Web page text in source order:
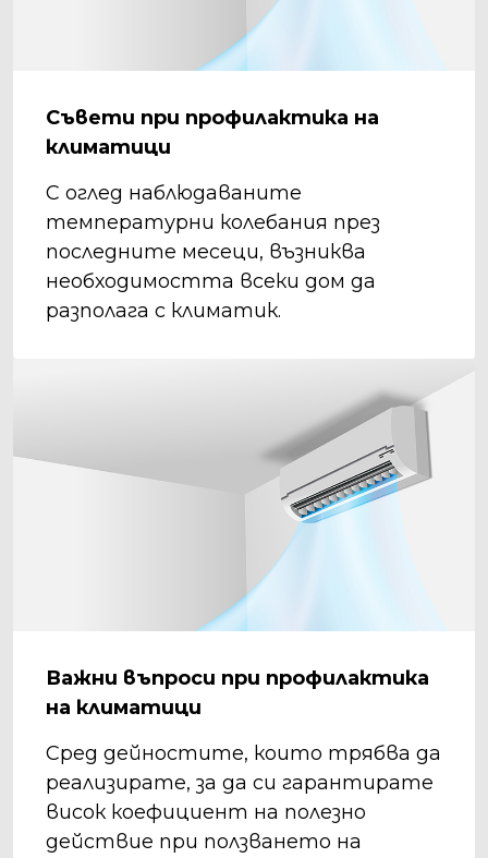
Съвети при профилактика на
климатици
С оглед наблюдаваните
температурни колебания през
последните месеци, възниква
необходимостта всеки дом да
разполага с климатик.
Важни въпроси при профилактика
на климатици
Сред дейностите, които трябва да
реализирате, за да си гарантирате
висок коефициент на полезно
действие при ползването на